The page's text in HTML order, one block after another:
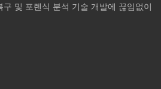
및 포렌식 분석 기술 개발에 끊임없이